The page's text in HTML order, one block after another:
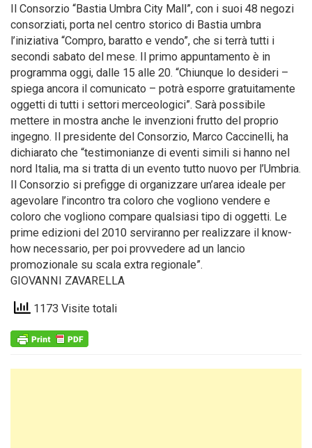
Il Consorzio “Bastia Umbra City Mall”, con i suoi 48 negozi
consorziati, porta nel centro storico di Bastia umbra
l’iniziativa “Compro, baratto e vendo”, che si terrà tutti i
secondi sabato del mese. Il primo appuntamento è in
programma oggi, dalle 15 alle 20. “Chiunque lo desideri –
spiega ancora il comunicato – potrà esporre gratuitamente
oggetti di tutti i settori merceologici”. Sarà possibile
mettere in mostra anche le invenzioni frutto del proprio
ingegno. Il presidente del Consorzio, Marco Caccinelli, ha
dichiarato che “testimonianze di eventi simili si hanno nel
nord Italia, ma si tratta di un evento tutto nuovo per l’Umbria.
Il Consorzio si prefigge di organizzare un’area ideale per
agevolare l’incontro tra coloro che vogliono vendere e
coloro che vogliono compare qualsiasi tipo di oggetti. Le
prime edizioni del 2010 serviranno per realizzare il know-
how necessario, per poi provvedere ad un lancio
promozionale su scala extra regionale”.
GIOVANNI ZAVARELLA
1173 Visite totali